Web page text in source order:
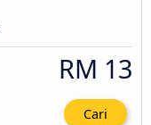
RM 13
Cari